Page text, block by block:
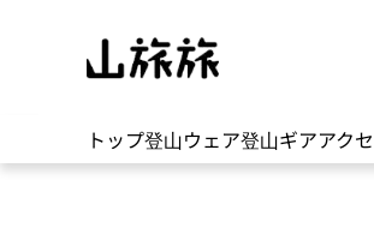
トップ登山ウェア登山ギアアク